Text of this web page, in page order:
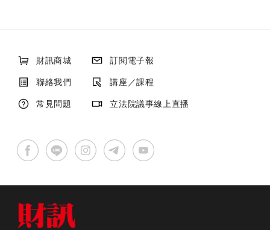
財訊商城
訂閱電子報
聯絡我們
講座／課程
常見問題
立法院議事線上直播